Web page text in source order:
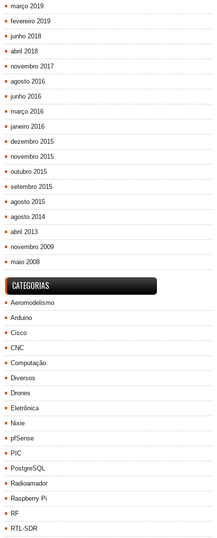
março 2019
fevereiro 2019
junho 2018
abril 2018
novembro 2017
agosto 2016
junho 2016
março 2016
janeiro 2016
dezembro 2015
novembro 2015
outubro 2015
setembro 2015
agosto 2015
agosto 2014
abril 2013
novembro 2009
maio 2008
CATEGORIAS
Aeromodelismo
Arduino
Cisco
CNC
Computação
Diversos
Drones
Eletrônica
Nixie
pfSense
PIC
PostgreSQL
Radioamador
Raspberry Pi
RF
RTL-SDR